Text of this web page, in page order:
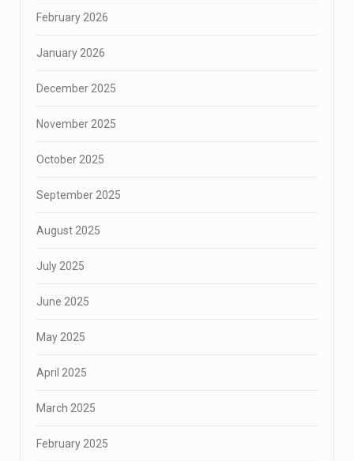
February 2026
January 2026
December 2025
November 2025
October 2025
September 2025
August 2025
July 2025
June 2025
May 2025
April 2025
March 2025
February 2025